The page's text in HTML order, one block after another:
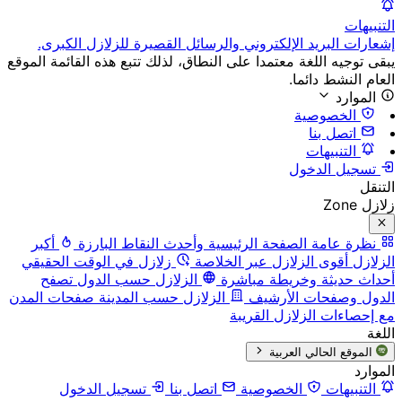
التنبيهات
إشعارات البريد الإلكتروني والرسائل القصيرة للزلازل الكبرى.
يبقى توجيه اللغة معتمدا على النطاق، لذلك تتبع هذه القائمة الموقع
العام النشط دائما.
الموارد
الخصوصية
اتصل بنا
التنبيهات
تسجيل الدخول
التنقل
زلازل Zone
نظرة عامة الصفحة الرئيسية وأحدث النقاط البارزة
أكبر
الزلازل أقوى الزلازل عبر الخلاصة
زلازل في الوقت الحقيقي
أحداث حديثة وخريطة مباشرة
الزلازل حسب الدول تصفح
الدول وصفحات الأرشيف
الزلازل حسب المدينة صفحات المدن
مع إحصاءات الزلازل القريبة
اللغة
الموقع الحالي العربية
الموارد
التنبيهات
الخصوصية اتصل بنا
تسجيل الدخول